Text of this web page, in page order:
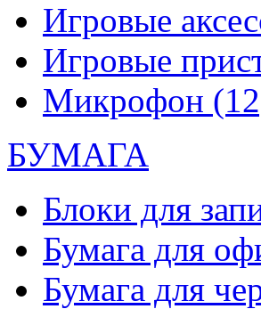
Игровые
Игровые
Микрофон
БУМАГА
Блоки для
Бумага для
Бумага для